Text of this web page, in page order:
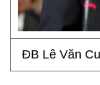
ĐB Lê Văn